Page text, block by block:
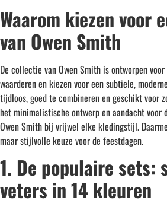
Waarom kiezen voor
van Owen Smith
De collectie van Owen Smith is ontworpen
waarderen en kiezen voor een subtiele,
tijdloos, goed te combineren en geschikt voor
het minimalistische ontwerp en aandacht voor
Owen Smith bij vrijwel elke kledingstijl.
maar stijlvolle keuze voor de feestdagen.
1. De populaire sets:
veters in 14 kleuren